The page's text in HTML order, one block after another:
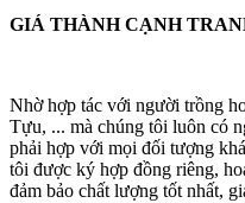
GIÁ THÀNH CẠNH
Nhờ hợp tác với người trồng
Tựu, ... mà chúng tôi luôn có
phải hợp với mọi đối tượng
tôi được ký hợp đồng riêng,
đảm bảo chất lượng tốt nhất,